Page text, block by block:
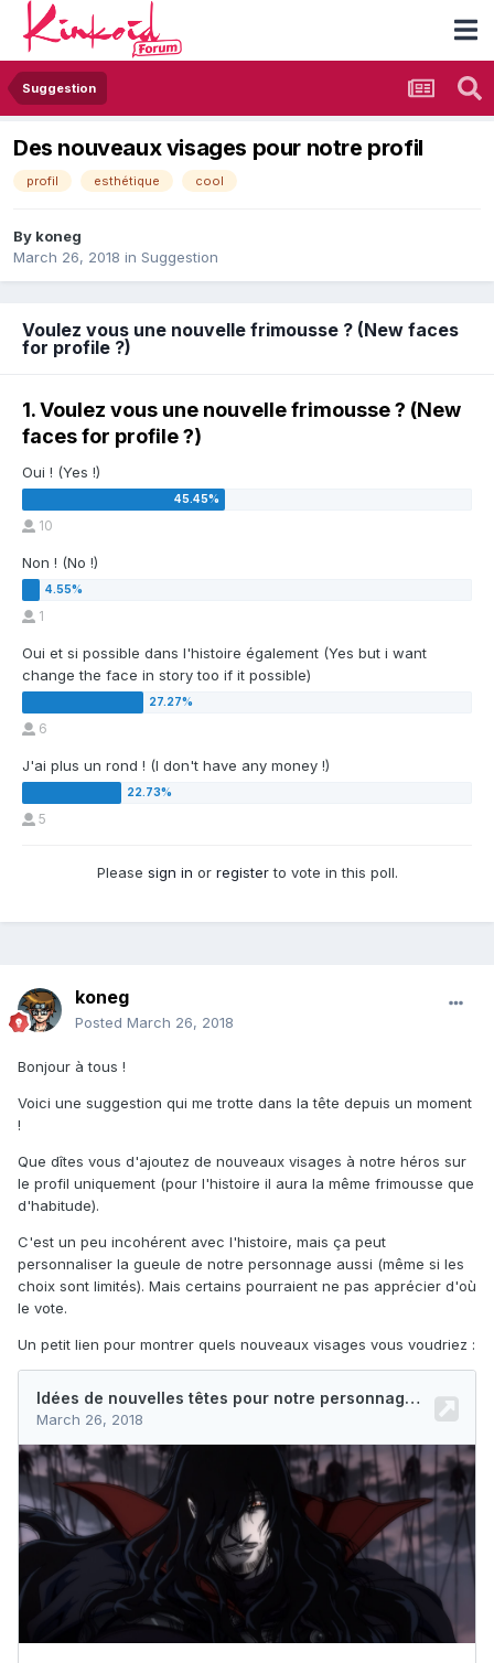
Suggestion
Des nouveaux visages pour notre profil
profil esthétique cool
By koneg
March 26, 2018 in Suggestion
Voulez vous une nouvelle frimousse ? (New faces
for profile ?)
1. Voulez vous une nouvelle frimousse ? (New
faces for profile ?)
Oui ! (Yes !)
10
Non ! (No !)
1
Oui et si possible dans l'histoire également (Yes but i want
change the face in story too if it possible)
6
J'ai plus un rond ! (I don't have any money !)
5
Please sign in or registerto vote in this poll.
koneg
Posted March 26, 2018
Bonjour à tous !
Voici une suggestion qui me trotte dans la tête depuis un moment
!
Que dîtes vous d'ajoutez de nouveaux visages à notre héros sur
le profil uniquement (pour l'histoire il aura la même frimousse que
d'habitude).
C'est un peu incohérent avec l'histoire, mais ça peut
personnaliser la gueule de notre personnage aussi (même si les
choix sont limités). Mais certains pourraient ne pas apprécier d'où
le vote.
Un petit lien pour montrer quels nouveaux visages vous voudriez :